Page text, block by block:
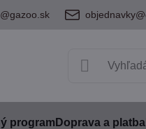
program Doprava a platba